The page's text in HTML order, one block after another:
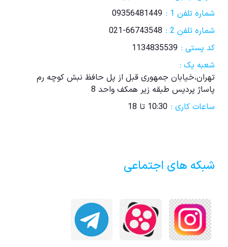
شماره تلفن 1 :
09356481449
شماره تلفن 2 :
021-66743548
کد پستی : 1134835539
شعبه یک :
تهران،خیابان جمهوری قبل از پل حافظ نبش کوچه رم
پاساژ پردیس طبقه زیر همکف واحد 8
ساعات کاری : 10:30 تا 18
شبکه های اجتماعی